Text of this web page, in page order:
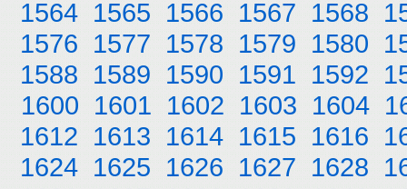
1564 1565 1566 1567 1568
1576 1577 1578 1579 1580
1588 1589 1590 1591 1592
1600 1601 1602 1603 1604
1612 1613 1614 1615 1616
1624 1625 1626 1627 1628